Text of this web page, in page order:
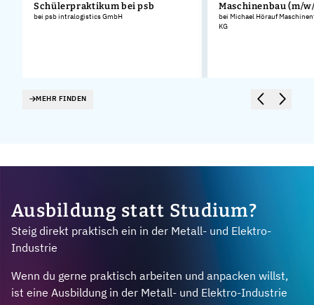
Schülerpraktikum bei psb
bei psb intralogistics GmbH
Maschinenbau (m/
bei Michael Hörauf
KG
MEHR FINDEN
Ausbildung statt Studium?
Steig direkt praktisch ein in der Metall- und Elektro-
Industrie
Wenn du gerne praktisch arbeiten und anpacken willst,
ist eine Ausbildung in der Metall- und Elektro-Industrie